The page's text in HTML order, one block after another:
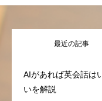
最近の記事
AIがあれば英会話は
いを解説